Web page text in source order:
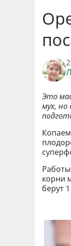
Это
мух, но
корни
берут